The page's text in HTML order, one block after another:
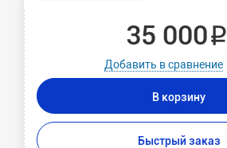
35 000 ₽
Добавить в сравнение
В корзину
Быстрый заказ